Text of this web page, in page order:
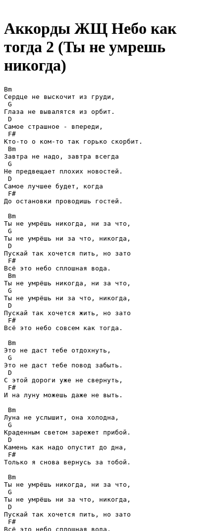
Аккорды ЖЩ Небо как
тогда 2 (Ты не умрешь
никогда)
Bm
Сердце не выскочит из груди,
G
Глаза не вывалятся из орбит.
D
Самое страшное - впереди,
F#
Кто-то о ком-то так горько скорбит.
Bm
Завтра не надо, завтра всегда
G
Не предвещает плохих новостей.
D
Самое лучшее будет, когда
F#
До остановки проводишь гостей.
Bm
Ты не умрёшь никогда, ни за что,
G
Ты не умрёшь ни за что, никогда,
D
Пускай так хочется пить, но зато
F#
Всё это небо сплошная вода.
Bm
Ты не умрёшь никогда, ни за что,
G
Ты не умрёшь ни за что, никогда,
D
Пускай так хочется жить, но зато
F#
Всё это небо совсем как тогда.
Bm
Это не даст тебе отдохнуть,
G
Это не даст тебе повод забыть.
D
С этой дороги уже не свернуть,
F#
И на луну можешь даже не выть.
Bm
Луна не услышит, она холодна,
G
Краденным светом зарежет прибой.
D
Камень как надо опустит до дна,
F#
Только я снова вернусь за тобой.
Bm
Ты не умрёшь никогда, ни за что,
G
Ты не умрёшь ни за что, никогда,
D
Пускай так хочется пить, но зато
F#
Всё это небо сплошная вода.